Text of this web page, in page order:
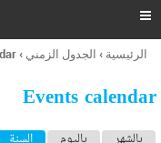
ر
ل
ح

أنت
هنا
الرئيسية › الجدول الزمني ›
Events calendar